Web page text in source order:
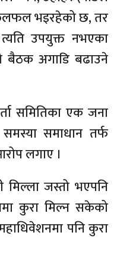
छलफल भइरहेको छ, तर
उपयुक्त नभएका
अगाडि बढाउने
समितिका एक जना
समाधान तर्फ
लगाए ।
मिल्ला जस्तो भएपनि
कुरा मिल्न सकेको
पनि कुरा